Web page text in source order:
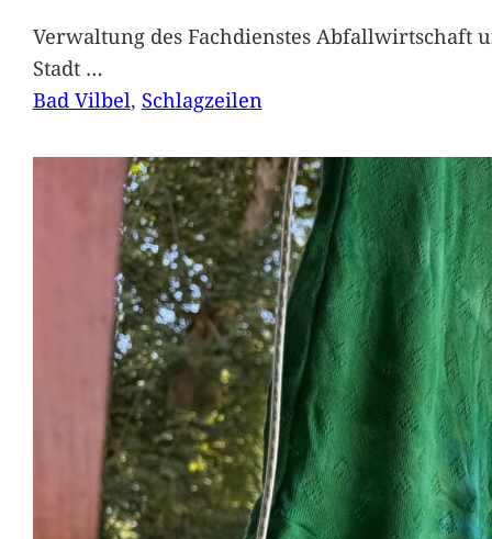
Verwaltung des Fachdienstes Abfallwirtschaft
Stadt …
Bad Vilbel, Schlagzeilen